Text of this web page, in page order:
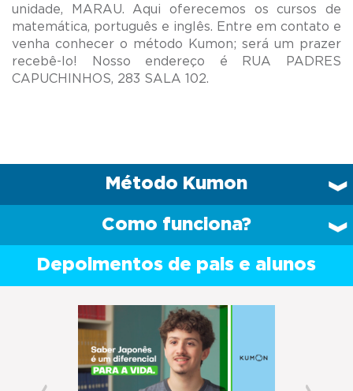
unidade, MARAU. Aqui oferecemos os cursos de
matemática, português e inglês. Entre em contato e
venha conhecer o método Kumon; será um prazer
recebê-lo! Nosso endereço é RUA PADRES
Método Kumon
Como funciona?
Depoimentos de pais e alunos
Previous